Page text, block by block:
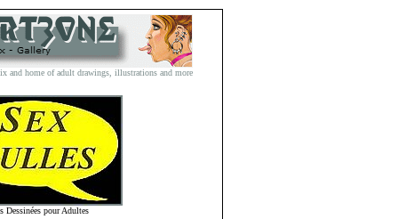
and home of adult drawings, illustrations and more
Dessinées pour Adultes